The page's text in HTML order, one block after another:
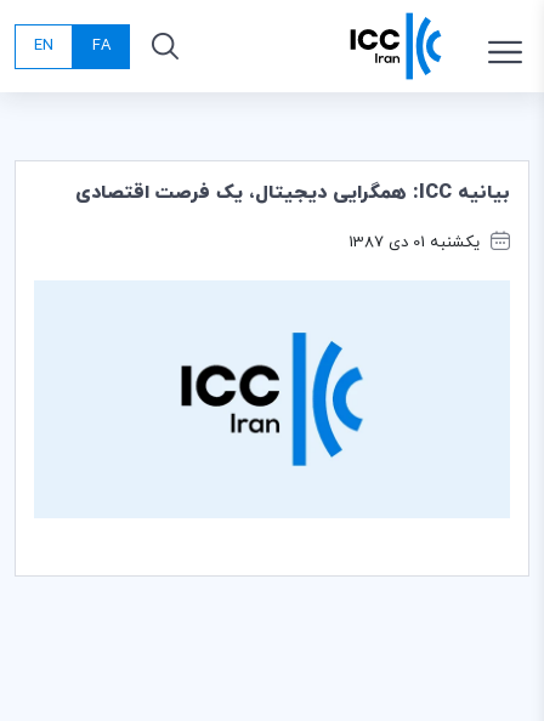
FA
EN
بیانیه ICC: همگرایی دیجیتال، یک فرصت اقتصادی
یکشنبه 01 دی 1387